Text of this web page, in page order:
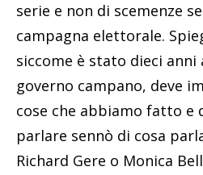
serie e non di scemenze
campagna elettorale.
siccome è stato dieci anni
governo campano, deve
cose che abbiamo fatto e
parlare sennò di cosa
Richard Gere o Monica